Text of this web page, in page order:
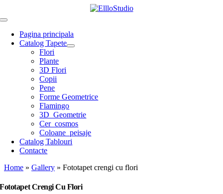
to
Toggle
NavigationPagina principala
Catalog Tapete
Flori
Plante
3D Flori
Copii
Pene
Forme Geometrice
Flamingo
3D_Geometrie
Cer_cosmos
Coloane_peisaje
Catalog Tablouri
Contacte
Home » Gallery » Fototapet crengi cu flori
Fototapet Crengi Cu Flori